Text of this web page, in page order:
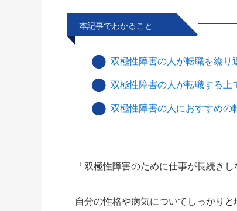
本記事でわかること
双極性障害の人が転職を繰り
双極性障害の人が転職する上
双極性障害の人におすすめの
「双極性障害のために仕事が長続き
自分の性格や病気についてしっかり